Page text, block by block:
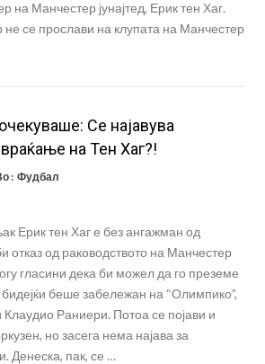
на Манчестер јунајтед, Ерик тен Хаг.
не се прослави на клупата на Манчестер
Се најавува
на Тен Хаг?!
: Фудбал
Ерик тен Хаг е без ангажман од
отказ од раководството на Манчестер
гласини дека би можел да го преземе
беше забележан на “Олимпико”,
Клаудио Раниери. Потоа се појави и
но засега нема најава за
Денеска, пак, се …